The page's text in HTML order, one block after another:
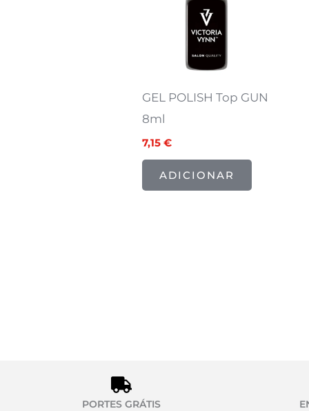
GEL POLISH Top GUN
8ml
7,15 €
ADICIONAR
PORTES GRÁTIS